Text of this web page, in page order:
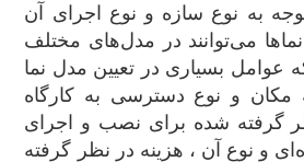
به نوع سازه و نوع اجرای آن
می‌توانند در مدل‌های مختلف
عوامل بسیاری در تعیین مدل نما
مکان و نوع دسترسی به کارگاه
گرفته شده برای نصب و اجرای
و نوع آن ، هزینه در نظر گرفته